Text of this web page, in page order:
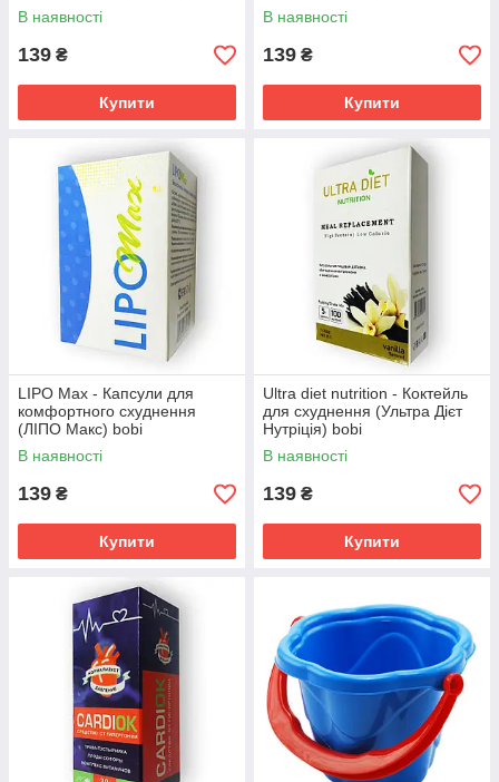
В наявності
139 ₴
Купити
В наявності
139 ₴
Купити
LIPO Max - Капсули для
комфортного схуднення
(ЛІПО Макс) bobi
В наявності
139 ₴
Купити
Ultra diet nutrition - Коктейль
для схуднення (Ультра Дієт
Нутріція) bobi
В наявності
139 ₴
Купити